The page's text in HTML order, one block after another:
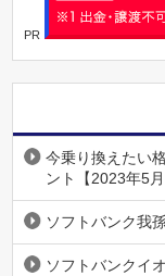
PR
今乗り換えたい
ント【2023年5月
ソフトバンク我
ソフトバンクイ